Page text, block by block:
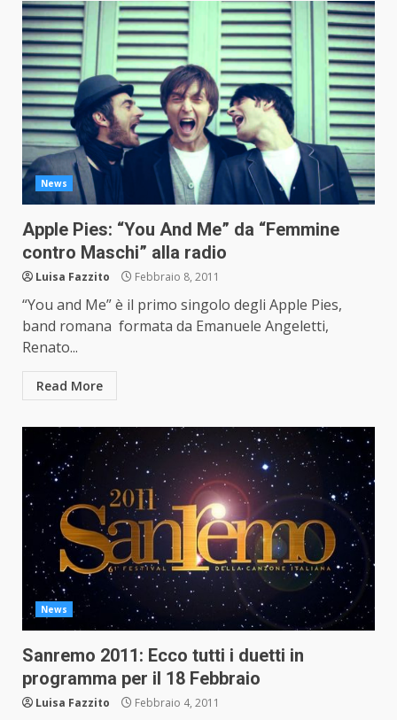
News
Apple Pies: “You And Me” da “Femmine
contro Maschi” alla radio
Luisa Fazzito Febbraio 8, 2011
“You and Me” è il primo singolo degli Apple Pies,
band romana formata da Emanuele Angeletti,
Renato...
Read More
News
Sanremo 2011: Ecco tutti i duetti in
programma per il 18 Febbraio
Luisa Fazzito Febbraio 4, 2011